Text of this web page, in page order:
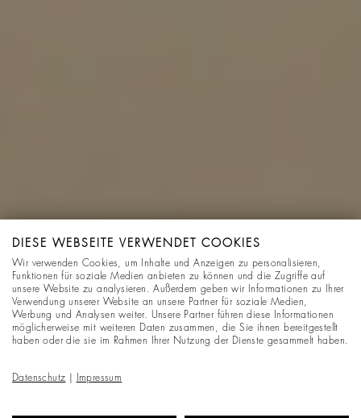
DIESE WEBSEITE VERWENDET COOKIES
Wir verwenden Cookies, um Inhalte und Anzeigen zu personalisieren,
Funktionen für soziale Medien anbieten zu können und die Zugriffe auf
unsere Website zu analysieren. Außerdem geben wir Informationen zu Ihrer
Verwendung unserer Website an unsere Partner für soziale Medien,
Werbung und Analysen weiter. Unsere Partner führen diese Informationen
möglicherweise mit weiteren Daten zusammen, die Sie ihnen bereitgestellt
haben oder die sie im Rahmen Ihrer Nutzung der Dienste gesammelt haben.
Datenschutz Impressum